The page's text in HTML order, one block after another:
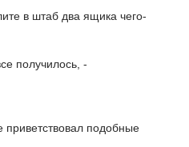
в штаб два ящика чего-
получилось, -
подобные